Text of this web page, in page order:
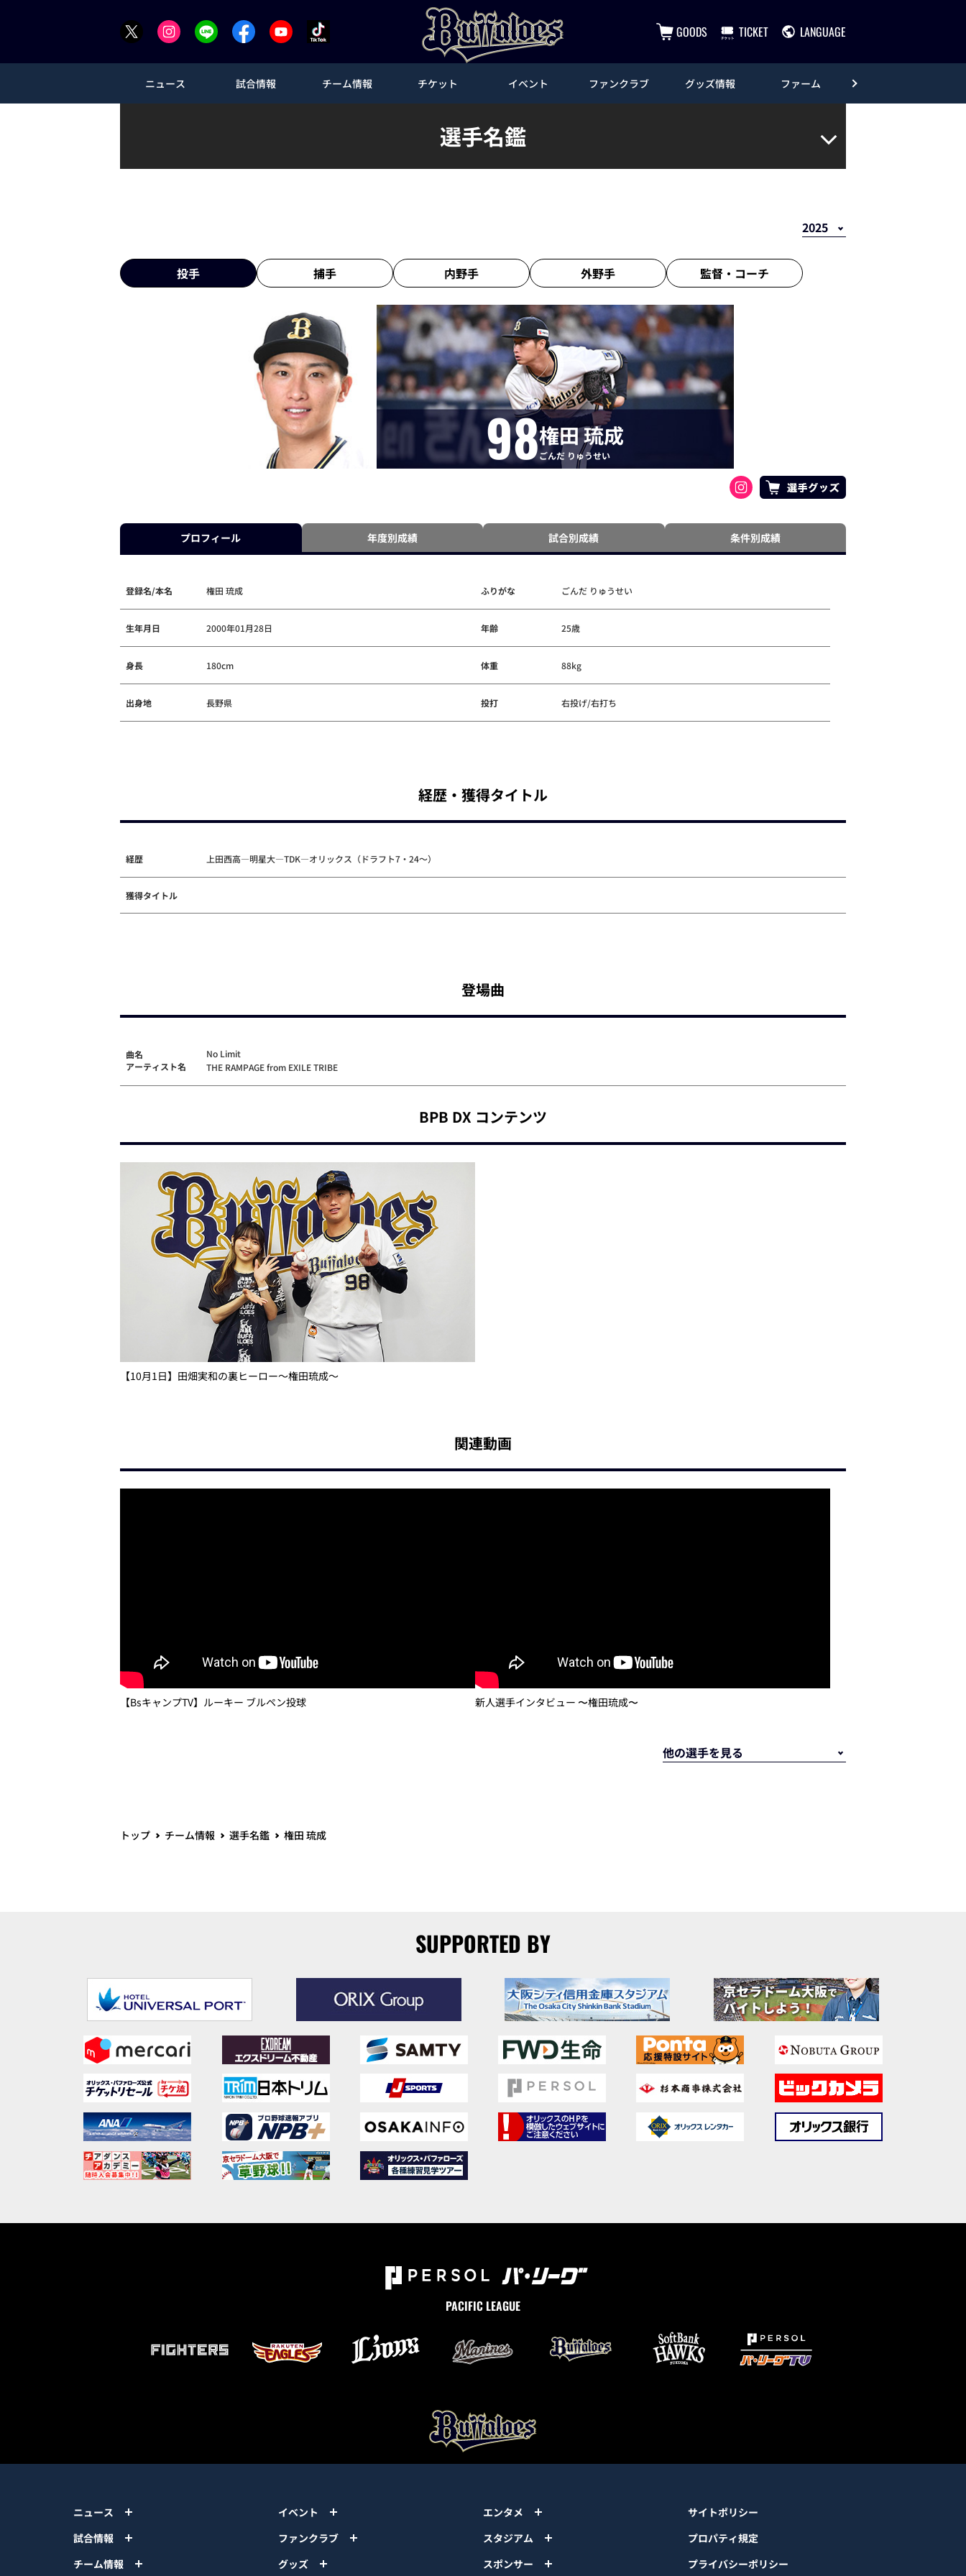
GOODS TICKET LANGUAGE
ニュース 試合情報 チーム情報 チケット イベント ファンクラブ グッズ情報 ファーム
選手名鑑
投手 捕手 内野手 外野手 監督・ コーチ
98権田 琉成
ごんだ りゅうせい
プロフィール 年度別成績 試合別成績 条件別成績
登録名/本名 権田 琉成 ふりがな ごんだ りゅうせい
生年月日 2000年01月28日 年齢 25歳
身長 180cm 体重 88kg
出身地 長野県 投打 右投げ/右打ち
経歴・獲得タイトル
経歴 上田西高―明星大―TDK―オリックス（ドラフト7・24～）
獲得タイトル
登場曲
曲名
アーティスト名
No Limit
THE RAMPAGE from EXILE TRIBE
BPB DX コンテンツ
【10月1日】田畑実和の裏ヒーロー～権田琉成～
関連動画
【BsキャンプTV】ルーキー ブルペン投球 新人選手インタビュー 〜権田琉成〜
トップ チーム情報 選手名鑑 権田 琉成
SUPPORTED BY
PACIFIC LEAGUE
ニュース
試合情報
チーム情報
イベント
ファンクラブ
グッズ
エンタメ
スタジアム
スポンサー
サイトポリシー
プロパティ規定
プライバシーポリシー